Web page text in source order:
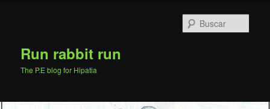
Run rabbit run
The P.E blog for Hipatia